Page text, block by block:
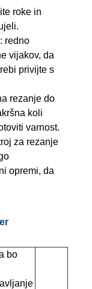
roke in
redno
vijakov, da
privijte s
rezanje do
koli
varnost.
za rezanje
opremi, da
bo